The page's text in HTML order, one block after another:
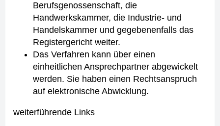
Berufsgenossenschaft, die
Handwerkskammer, die Industrie- und
Handelskammer und gegebenenfalls das
Registergericht weiter.
Das Verfahren kann über einen
einheitlichen Ansprechpartner abgewickelt
werden. Sie haben einen Rechtsanspruch
auf elektronische Abwicklung.
weiterführende Links